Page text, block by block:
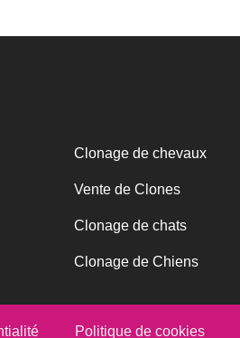
Clonage de chevaux
Vente de Clones
Clonage de chats
Clonage de Chiens
Politique de cookies